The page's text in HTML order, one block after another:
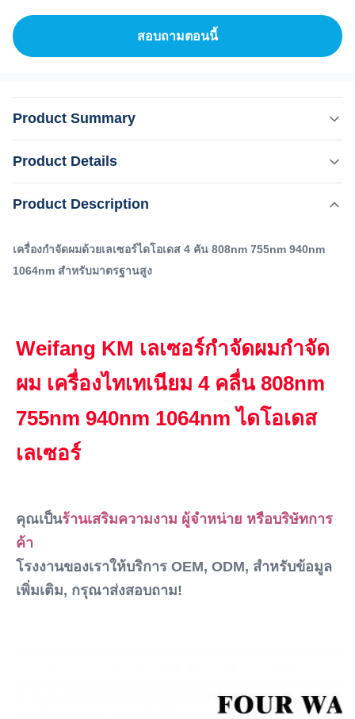
สอบถามตอนนี้
Product Summary
940nm 1064nm ไดโอเดสเลเซอร์ คุณเป็นร้านเสริมความงาม
ODM, สําหรับข้อมูลเพิ่มเติม, กรุณาส่งส...
Product Details
เน้น: เครื่องกําจัดผมที่ไม่เจ็บปวดด้วยเลเซอร์ไดโอเดส 4 คลื่น
เครื่องกําจัดผมด้วยเลเซอร์ไดโอเดส
เครื่องเขียน
เลเซอร์
Feature:
Application:
วิดีโอ, การติดตั้งภาคสนาม, การว่าจ้างและการฝึกอบร
Q-Switch:
ไม่
Warranty:
2 ปี
ตัวเลือก 808nm-810nm/808+755+1064nm
Product Description
เครื่องกําจัดผมด้วยเลเซอร์ไดโอเดส 4 คัน 808nm 755nm 940nm
1064nm สําหรับมาตรฐานสูง
Weifang KM เลเซอร์กําจัดผมกําจัด
ผม เครื่องไทเทเนียม 4 คลื่น 808nm
755nm 940nm 1064nm ไดโอเดส
เลเซอร์
คุณเป็นร้านเสริมความงาม ผู้จําหน่าย หรือบริษัทการ
ค้า
โรงงานของเราให้บริการ OEM, ODM, สําหรับข้อมูล
เพิ่มเติม, กรุณาส่งสอบถาม!